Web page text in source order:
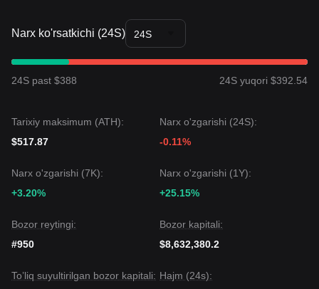
Narx ko'rsatkichi (24S) 24S
24S past $388 24S yuqori $392.54
Tarixiy maksimum (ATH):
$517.87
Narx o'zgarishi (24S):
-0.11%
Narx o'zgarishi (7K):
+3.20%
Narx o'zgarishi (1Y):
+25.15%
Bozor reytingi:
#950
Bozor kapitali:
$8,632,380.2
To’liq suyultirilgan bozor kapitali: Hajm (24s):